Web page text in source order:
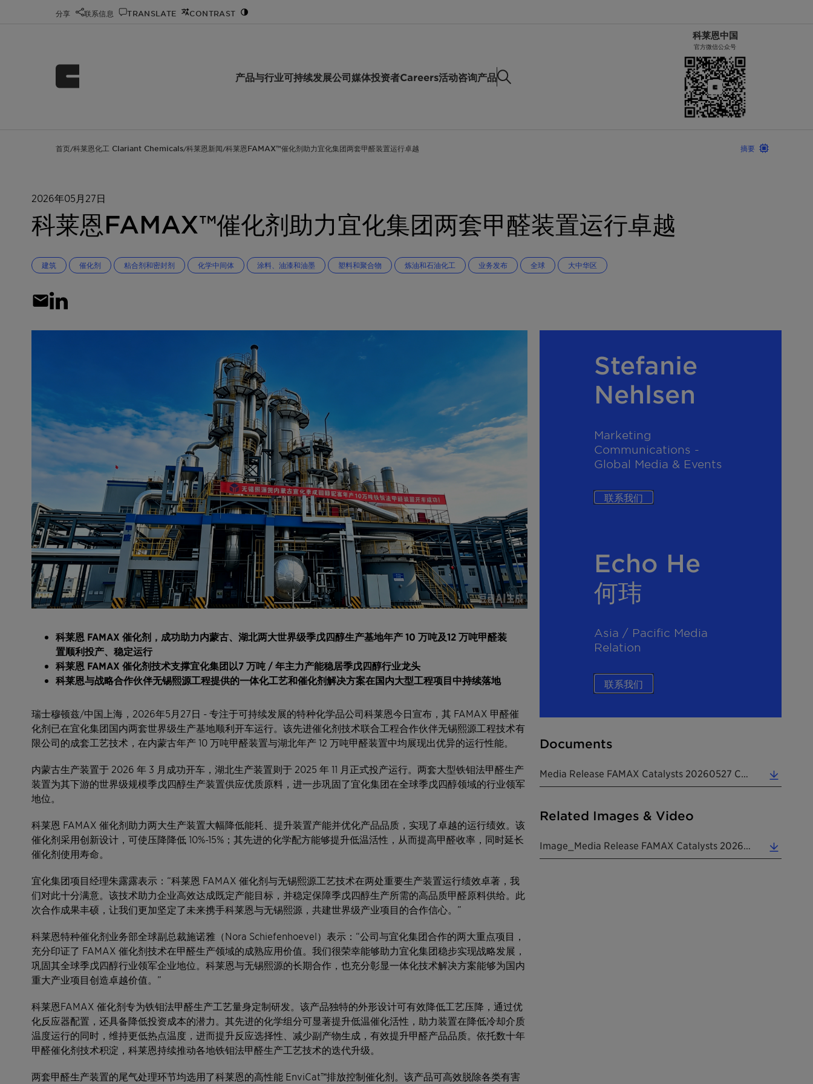
分享 联系信息 TRANSLATE CONTRAST
产品与行业可持续发展公司媒体投资者Careers活动咨询产品
科莱恩中国
官方微信公众号
首页/科莱恩化工 Clariant Chemicals/科莱恩新闻/科莱恩FAMAX™催化剂助力宜化集团两套甲醛装置运行卓越 摘要
2026年05月27日
科莱恩FAMAX™催化剂助力宜化集团两套甲醛装置运行卓越
建筑 催化剂 粘合剂和密封剂 化学中间体 涂料、油漆和油墨 塑料和聚合物 炼油和石油化工 业务发布 全球 大中华区
科莱恩 FAMAX 催化剂，成功助力内蒙古、湖北两大世界级季戊四醇生产基地年产10 万吨及12万吨甲醛装
置顺利投产、稳定运行
科莱恩 FAMAX 催化剂技术支撑宜化集团以7万吨 /年主力产能稳居季戊四醇行业龙头
科莱恩与战略合作伙伴无锡熙源工程提供的一体化工艺和催化剂解决方案在国内大型工程项目中持续落地
瑞士穆顿兹/中国上海，2026年5月27日 - 专注于可持续发展的特种化学品公司科莱恩今日宣布，其 FAMAX 甲醛催
化剂已在宜化集团国内两套世界级生产基地顺利开车运行。该先进催化剂技术联合工程合作伙伴无锡熙源工程技术有
限公司的成套工艺技术，在内蒙古年产 10 万吨甲醛装置与湖北年产 12 万吨甲醛装置中均展现出优异的运行性能。
内蒙古生产装置于 2026 年 3 月成功开车，湖北生产装置则于 2025 年 11 月正式投产运行。两套大型铁钼法甲醛生产
装置为其下游的世界级规模季戊四醇生产装置供应优质原料，进一步巩固了宜化集团在全球季戊四醇领域的行业领军
地位。
科莱恩 FAMAX 催化剂助力两大生产装置大幅降低能耗、提升装置产能并优化产品品质，实现了卓越的运行绩效。该
催化剂采用创新设计，可使压降降低 10%-15%；其先进的化学配方能够提升低温活性，从而提高甲醛收率，同时延长
催化剂使用寿命。
宜化集团项目经理朱露露表示：“科莱恩 FAMAX 催化剂与无锡熙源工艺技术在两处重要生产装置运行绩效卓著，我
们对此十分满意。该技术助力企业高效达成既定产能目标，并稳定保障季戊四醇生产所需的高品质甲醛原料供给。此
次合作成果丰硕，让我们更加坚定了未来携手科莱恩与无锡熙源，共建世界级产业项目的合作信心。”
科莱恩特种催化剂业务部全球副总裁施诺雅（Nora Schiefenhoevel）表示：“公司与宜化集团合作的两大重点项目，
充分印证了 FAMAX 催化剂技术在甲醛生产领域的成熟应用价值。我们很荣幸能够助力宜化集团稳步实现战略发展，
巩固其全球季戊四醇行业领军企业地位。科莱恩与无锡熙源的长期合作，也充分彰显一体化技术解决方案能够为国内
重大产业项目创造卓越价值。”
科莱恩FAMAX 催化剂专为铁钼法甲醛生产工艺量身定制研发。该产品独特的外形设计可有效降低工艺压降，通过优
化反应器配置，还具备降低投资成本的潜力。其先进的化学组分可显著提升低温催化活性，助力装置在降低冷却介质
温度运行的同时，维持更低热点温度，进而提升反应选择性、减少副产物生成，有效提升甲醛产品品质。依托数十年
甲醛催化剂技术积淀，科莱恩持续推动各地铁钼法甲醛生产工艺技术的迭代升级。
两套甲醛生产装置的尾气处理环节均选用了科莱恩的高性能 EnviCat™排放控制催化剂。该产品可高效脱除各类有害
Stefanie
Nehlsen
Marketing
Communications -
Global Media & Events
联系我们
Echo He
何玮
Asia / Pacific Media
Relation
联系我们
Documents
Related Images & Video